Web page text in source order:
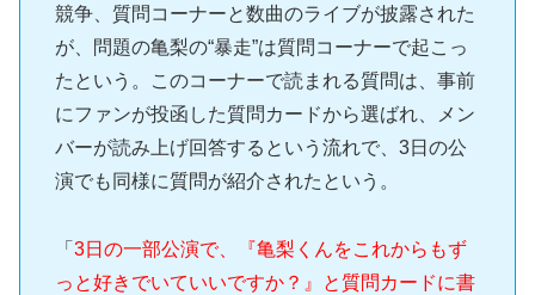
競争、質問コーナーと数曲のライブが披露された
が、問題の亀梨の“暴走”は質問コーナーで起こっ
たという。このコーナーで読まれる質問は、事前
にファンが投函した質問カードから選ばれ、メン
バーが読み上げ回答するという流れで、3日の公
演でも同様に質問が紹介されたという。
「 3日の一部公演で、『亀梨くんをこれからもず
っと好きでいていいですか？』と質問カードに書